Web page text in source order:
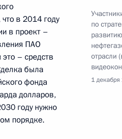
сетевые ресурсы
Президента России
MAX
по
развитию
отрасли
1
в 2014 году
в проект –
ПАО
– средств
была
фонда
долларов,
году нужно
порядке.